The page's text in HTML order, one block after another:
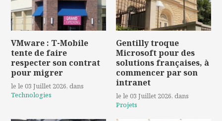
VMware : T-Mobile
tente de faire
respecter son contrat
pour migrer
le le 03 Juillet 2026, dans
Technologies
Gentilly troque
Microsoft pour des
solutions françaises, à
commencer par son
intranet
le le 03 Juillet 2026, dans
Projets